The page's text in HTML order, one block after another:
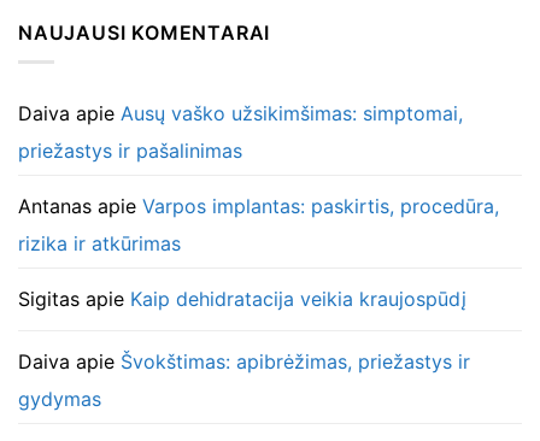
NAUJAUSI KOMENTARAI
Daiva apie Ausų vaško užsikimšimas: simptomai,
priežastys ir pašalinimas
Antanas apie Varpos implantas: paskirtis, procedūra,
rizika ir atkūrimas
Sigitas apie Kaip dehidratacija veikia kraujospūdį
Daiva apie Švokštimas: apibrėžimas, priežastys ir
gydymas